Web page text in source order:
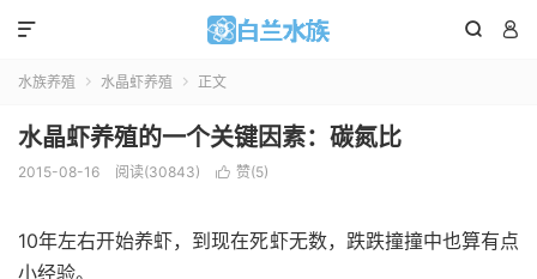
 

水族养殖  水晶虾养殖  正文
水晶虾养殖的一个关键因素：碳氮比
2015-08-16 阅读(30843)  赞(5)
10年左右开始养虾，到现在死虾无数，跌跌撞撞中也算有点
小经验。